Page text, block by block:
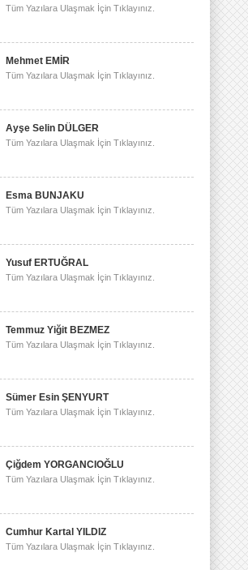
Tüm Yazılara Ulaşmak İçin Tıklayınız.
Mehmet EMİR
Tüm Yazılara Ulaşmak İçin Tıklayınız.
Ayşe Selin DÜLGER
Tüm Yazılara Ulaşmak İçin Tıklayınız.
Esma BUNJAKU
Tüm Yazılara Ulaşmak İçin Tıklayınız.
Yusuf ERTUĞRAL
Tüm Yazılara Ulaşmak İçin Tıklayınız.
Temmuz Yiğit BEZMEZ
Tüm Yazılara Ulaşmak İçin Tıklayınız.
Sümer Esin ŞENYURT
Tüm Yazılara Ulaşmak İçin Tıklayınız.
Çiğdem YORGANCIOĞLU
Tüm Yazılara Ulaşmak İçin Tıklayınız.
Cumhur Kartal YILDIZ
Tüm Yazılara Ulaşmak İçin Tıklayınız.